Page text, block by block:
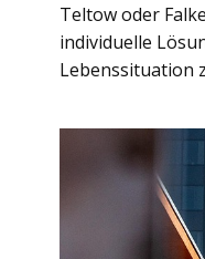
Teltow oder
individuelle
Lebenssituation